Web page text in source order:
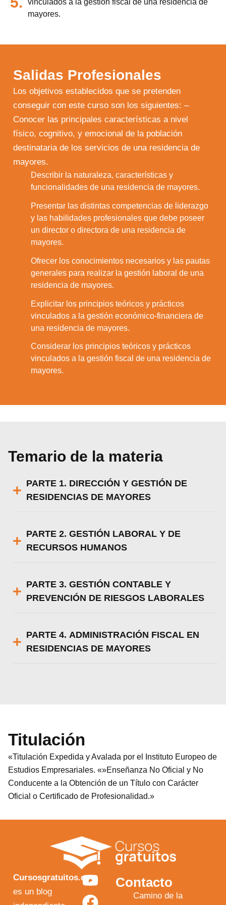
vinculados a la gestión fiscal de una residencia de
mayores.
Salidas Profesionales
Los objetivos establecidos que se pretenden
conseguir con este curso son los siguientes: –
Conocer las principales características a nivel
físico, cognitivo, y emocional de la población
destinataria de los servicios de una residencia de
mayores.
Describir la naturaleza, características y
funcionalidades de una residencia de mayores.
Presentar las distintas competencias de liderazgo
y las habilidades profesionales que debe poseer
un director o directora de una residencia de
mayores.
Ofrecer los conocimientos necesarios y las pautas
generales para realizar la gestión laboral de una
residencia de mayores.
Explicitar los principios teóricos y prácticos
vinculados a la gestión económico-financiera de
una residencia de mayores.
Considerar los principios teóricos y prácticos
vinculados a la gestión fiscal de una residencia de
mayores.
Temario de la materia
PARTE 1. DIRECCIÓN Y GESTIÓN DE
RESIDENCIAS DE MAYORES
PARTE 2. GESTIÓN LABORAL Y DE
RECURSOS HUMANOS
PARTE 3. GESTIÓN CONTABLE Y
PREVENCIÓN DE RIESGOS LABORALES
PARTE 4. ADMINISTRACIÓN FISCAL EN
RESIDENCIAS DE MAYORES
Titulación
«Titulación Expedida y Avalada por el Instituto Europeo de
Estudios Empresariales. «»Enseñanza No Oficial y No
Conducente a la Obtención de un Título con Carácter
Oficial o Certificado de Profesionalidad.»
Cursosgratuitos.es
es un blog
Y
o
F
a
I
n
X
-
Contacto
Camino de la